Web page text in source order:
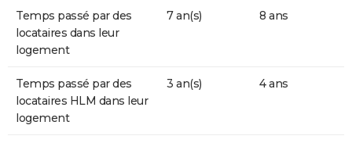
Temps passé par des
locataires dans leur
logement
7 an(s) 8 ans
Temps passé par des
locataires HLM dans leur
logement
3 an(s) 4 ans